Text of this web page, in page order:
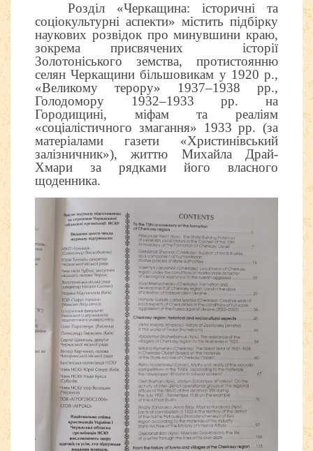
Розділ «Черкащина: історичні та
соціокультурні аспекти» містить підбірку
наукових розвідок про минувшини краю,
зокрема присвячених історії
Золотоніського земства, протистоянню
селян Черкащини більшовикам у 1920 р.,
«Великому терору» 1937–1938 рр.,
Голодомору 1932–1933 рр. на
Городищині, міфам та реаліям
«соціалістичного змагання» 1933 рр. (за
матеріалами газети «Христинівський
залізничник»), життю Михайла Драй-
Хмари за рядками його власного
щоденника.